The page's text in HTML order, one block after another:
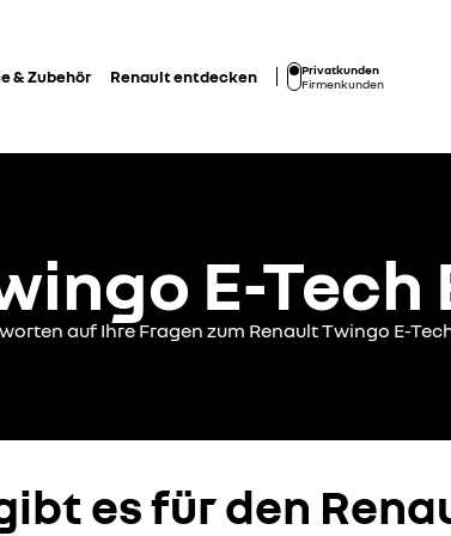
& Zubehör Renault entdecken
Privatkunden
Firmenkunden
E-
auf Ihre Fragen zum Renault Twingo E-
es für den